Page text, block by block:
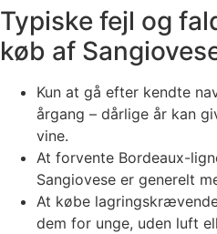
Typiske fejl og
køb af
Kun at gå efter kendte
årgang – dårlige år kan
vine.
At forvente Bordeaux-
Sangiovese er generelt
At købe
dem for unge, uden luft